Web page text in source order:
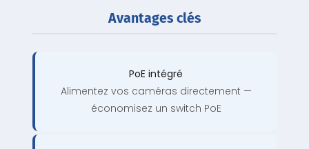
Avantages clés
PoE intégré
Alimentez vos caméras directement —
économisez un switch PoE